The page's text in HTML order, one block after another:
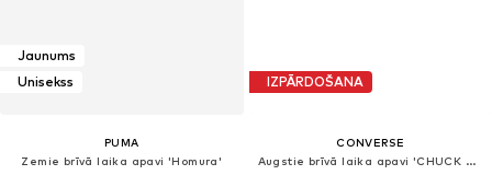
Jaunums
Unisekss
PUMA
Zemie brīvā laika apavi 'Homura'
IZPĀRDOŠANA
CONVERSE
Augstie brīvā laika apavi 'CHUCK TAYLOR ALL STAR'